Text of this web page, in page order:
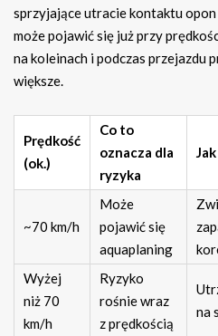
sprzyjające utracie kontaktu
może pojawić się już przy
na koleinach i podczas przejazdu
większe.
Prędkość
(ok.)
Co to
oznacza dla
ryzyka
~70 km/h
Może
pojawić się
aquaplaning
Wyżej
niż 70
km/h
Ryzyko
rośnie wraz
z prędkością
na